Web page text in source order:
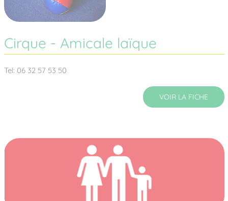
Cirque - Amicale laïque
Tel: 06 32 57 53 50
VOIR LA FICHE